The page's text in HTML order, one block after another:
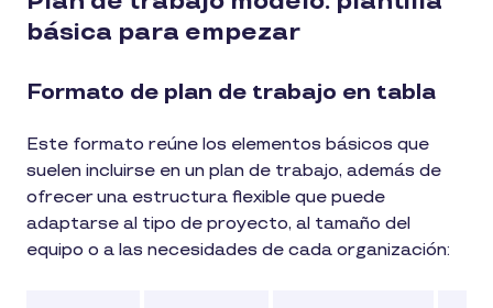
básica para empezar
Formato de plan de trabajo en tabla
Este formato reúne los elementos básicos que
suelen incluirse en un plan de trabajo, además de
ofrecer una estructura flexible que puede
adaptarse al tipo de proyecto, al tamaño del
equipo o a las necesidades de cada organización: